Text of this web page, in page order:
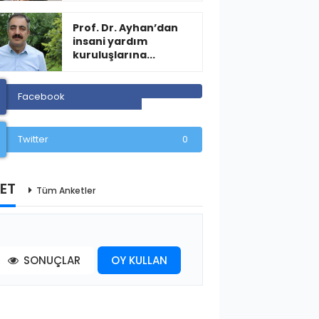
Prof. Dr. Ayhan’dan
insani yardım
kuruluşlarına...
Facebook
Twitter 0
Tüm Anketler
SONUÇLAR OY KULLAN